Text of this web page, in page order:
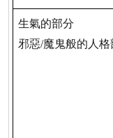
生氣的部分
邪惡/魔鬼般的人格